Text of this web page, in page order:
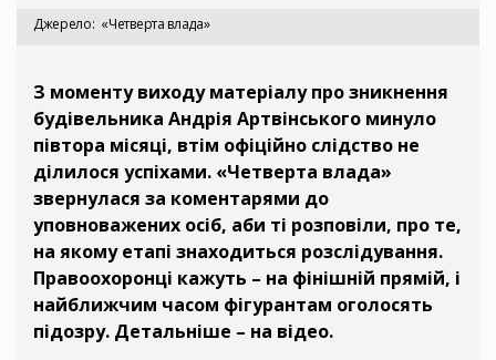
Джерело «Четверта влада»
З моменту виходу матеріалу про зникнення
будівельника Андрія Артвінського минуло
півтора місяці, втім офіційно слідство не
ділилося успіхами. «Четверта влада»
звернулася за коментарями до
уповноважених осіб, аби ті розповіли, про те,
на якому етапі знаходиться розслідування.
Правоохоронці кажуть – на фінішній прямій, і
найближчим часом фігурантам оголосять
підозру. Детальніше – на відео.